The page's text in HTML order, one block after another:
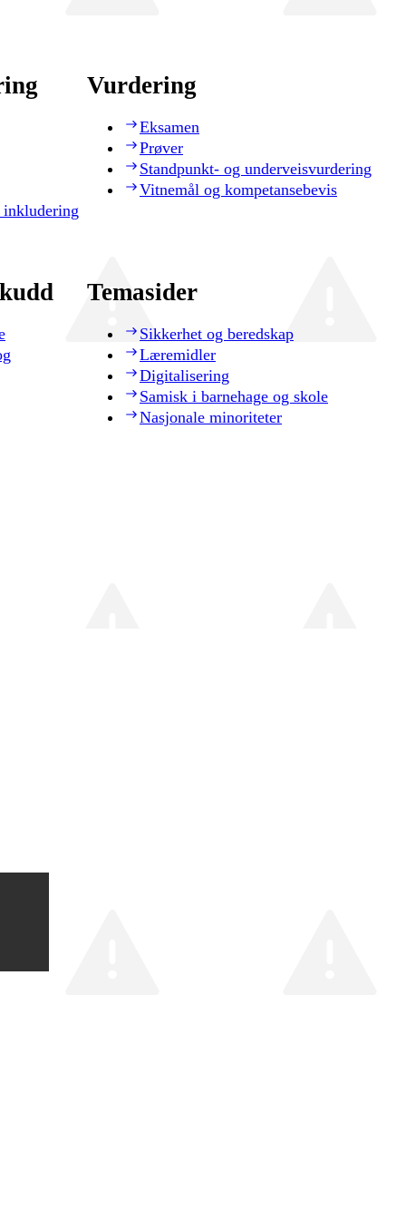
Vurdering
Eksamen
Prøver
Standpunkt- og underveisvurdering
Vitnemål og kompetansebevis
Temasider
Sikkerhet og beredskap
Læremidler
Digitalisering
Samisk i barnehage og skole
Nasjonale minoriteter